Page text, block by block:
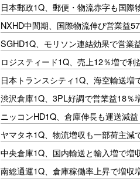
日本郵政1Q、郵便・物流赤字も国際
NXHD中間期、国際物流伸び営業益
SGHD1Q、モリソン連結効果で営業
ロジスティード1Q、売上12％増で利
日本トランスシティ1Q、海空輸送増
渋沢倉庫1Q、3PL好調で営業益18％
ニッコンHD1Q、倉庫伸長も運送減益
ヤマタネ1Q、物流増収も一部荷主減
中央倉庫1Q、国内輸送と輸入増で増
南総通運1Q、倉庫稼働率上昇で増収